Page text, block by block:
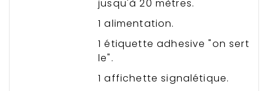
jusqu'à 20 mètres.
1 alimentation.
1 étiquette adhesive "on sert
le".
1 affichette signalétique.